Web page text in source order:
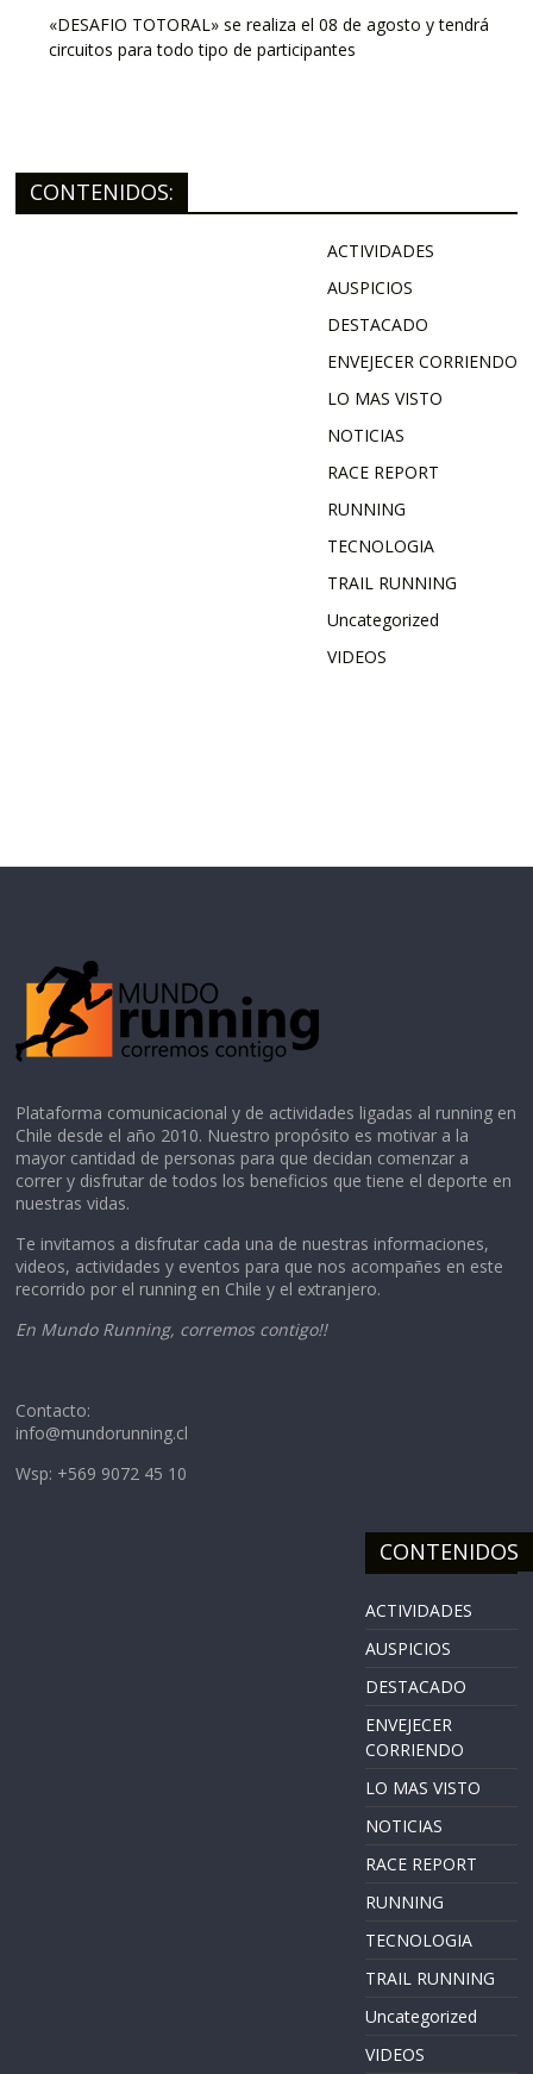
«DESAFIO TOTORAL» se realiza el 08 de agosto y tendrá
circuitos para todo tipo de participantes
CONTENIDOS:
ACTIVIDADES
AUSPICIOS
DESTACADO
ENVEJECER CORRIENDO
LO MAS VISTO
NOTICIAS
RACE REPORT
RUNNING
TECNOLOGIA
TRAIL RUNNING
Uncategorized
VIDEOS
Plataforma comunicacional y de actividades ligadas al running en
Chile desde el año 2010. Nuestro propósito es motivar a la
mayor cantidad de personas para que decidan comenzar a
correr y disfrutar de todos los beneficios que tiene el deporte en
nuestras vidas.
Te invitamos a disfrutar cada una de nuestras informaciones,
videos, actividades y eventos para que nos acompañes en este
recorrido por el running en Chile y el extranjero.
En Mundo Running, corremos contigo!!
Contacto:
info@mundorunning.cl
Wsp: +569 9072 45 10
CONTENIDOS
ACTIVIDADES
AUSPICIOS
DESTACADO
ENVEJECER
CORRIENDO
LO MAS VISTO
NOTICIAS
RACE REPORT
RUNNING
TECNOLOGIA
TRAIL RUNNING
Uncategorized
VIDEOS